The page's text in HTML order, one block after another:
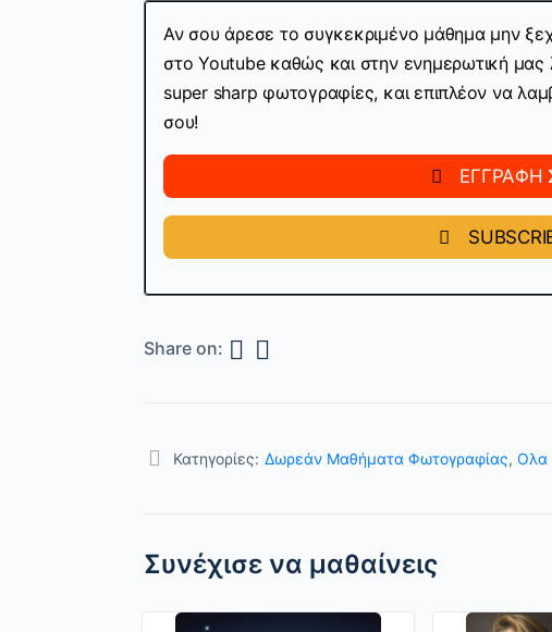
Αν σου άρεσε το συγκεκριμένο μάθημα μην
στο Youtube καθώς και στην ενημερωτική μας
super sharp φωτογραφίες, και επιπλέον να
σου!
ΕΓΓΡΑΦΗ
Share on:
Κατηγορίες: Δωρεάν Μαθήματα Φωτογραφίας, Ολα
Συνέχισε να μαθαίνεις